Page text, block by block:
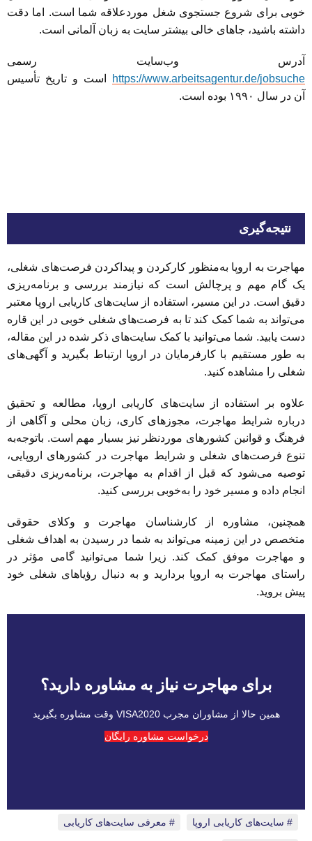
خوبی برای شروع جستجوی شغل موردعلاقه شما است. اما دقت
داشته باشید، جاهای خالی بیشتر سایت به زبان آلمانی است.
آدرس وب‌سایت رسمی
https://www.arbeitsagentur.de/jobsuche
است و تاریخ تأسیس
آن در سال ۱۹۹۰ بوده است.
نتیجه‌گیری
مهاجرت به اروپا به‌منظور کارکردن و پیداکردن فرصت‌های شغلی،
یک گام مهم و پرچالش است که نیازمند بررسی و برنامه‌ریزی
دقیق است. در این مسیر، استفاده از سایت‌های کاریابی اروپا معتبر
می‌تواند به شما کمک کند تا به فرصت‌های شغلی خوبی در این قاره
دست یابید. شما می‌توانید با کمک سایت‌های ذکر شده در این مقاله،
به طور مستقیم با کارفرمایان در اروپا ارتباط بگیرید و آگهی‌های
شغلی را مشاهده کنید.
علاوه بر استفاده از سایت‌های کاریابی اروپا، مطالعه و تحقیق
درباره شرایط مهاجرت، مجوزهای کاری، زبان محلی و آگاهی از
فرهنگ و قوانین کشورهای موردنظر نیز بسیار مهم است. باتوجه‌به
تنوع فرصت‌های شغلی و شرایط مهاجرت در کشورهای اروپایی،
توصیه می‌شود که قبل از اقدام به مهاجرت، برنامه‌ریزی دقیقی
انجام داده و مسیر خود را به‌خوبی بررسی کنید.
همچنین، مشاوره از کارشناسان مهاجرت و وکلای حقوقی
متخصص در این زمینه می‌تواند به شما در رسیدن به اهداف شغلی
و مهاجرت موفق کمک کند. زیرا شما می‌توانید گامی مؤثر در
راستای مهاجرت به اروپا بردارید و به دنبال رؤیاهای شغلی خود
پیش بروید.
برای مهاجرت نیاز به مشاوره دارید؟
همین حالا از مشاوران مجرب VISA2020 وقت مشاوره بگیرید
درخواست مشاوره رایگان
سایت‌های کاریابی اروپا معرفی سایت‌های کاریابی